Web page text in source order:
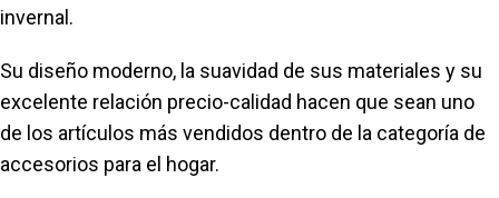
invernal.
Su diseño moderno, la suavidad de sus materiales y su
excelente relación precio-calidad hacen que sean uno
de los artículos más vendidos dentro de la categoría de
accesorios para el hogar.